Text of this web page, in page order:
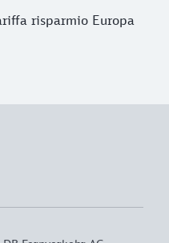
risparmio Europa